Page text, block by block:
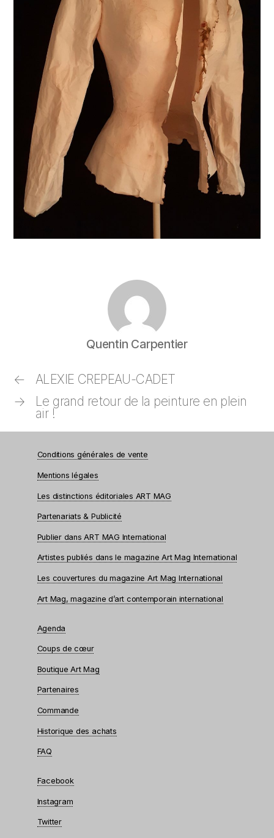
Quentin Carpentier
←
ALEXIE CREPEAU-CADET
→
Le grand retour de la peinture en plein
air !
Conditions générales de vente
Mentions légales
Les distinctions éditoriales ART MAG
Partenariats & Publicité
Publier dans ART MAG International
Artistes publiés dans le magazine Art Mag International
Les couvertures du magazine Art Mag International
Art Mag, magazine d’art contemporain international
Agenda
Coups de cœur
Boutique Art Mag
Partenaires
Commande
Historique des achats
FAQ
Facebook
Instagram
Twitter